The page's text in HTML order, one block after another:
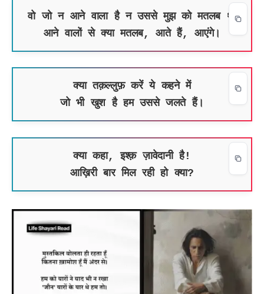
वो जो न आने वाला है न उससे मुझ को मतलब था
आने वालों से क्या मतलब, आते हैं, आएंगे।
क्या तक़ल्लुफ़ करें ये कहने में
जो भी खुश है हम उससे जलते हैं।
क्या कहा, इश्क़ ज़ावेदानी है!
आख़िरी बार मिल रही हो क्या?